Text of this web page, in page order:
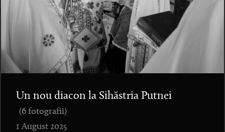
Un nou diacon la Sihăstria Putnei
(6 fotografii)
1 August 2025